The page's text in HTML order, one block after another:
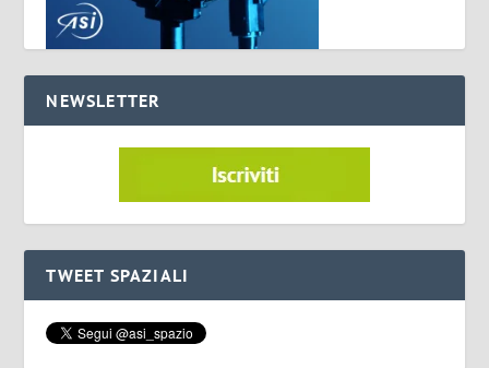
NEWSLETTER
TWEET SPAZIALI